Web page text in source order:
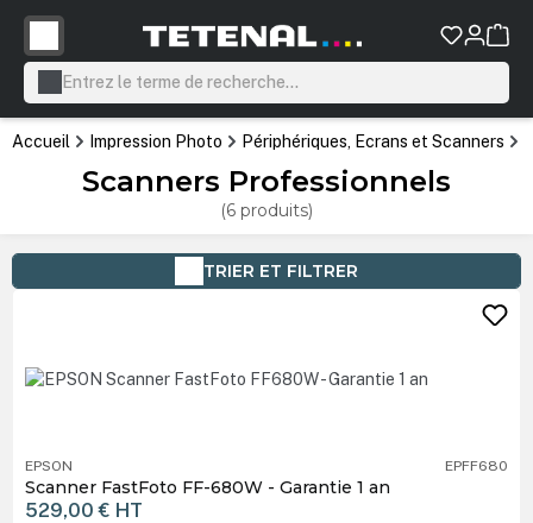
principal
Accueil Impression Photo Périphériques, Ecrans et Scanners
Scanners Professionnels
(6 produits)
TRIER ET FILTRER
EPSON EPFF680
Scanner FastFoto FF-680W - Garantie 1 an
529,00 € HT